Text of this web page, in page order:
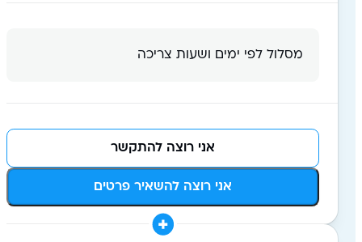
מסלול לפי ימים ושעות צריכה
אני רוצה להשאיר פרטים
אני רוצה להתקשר